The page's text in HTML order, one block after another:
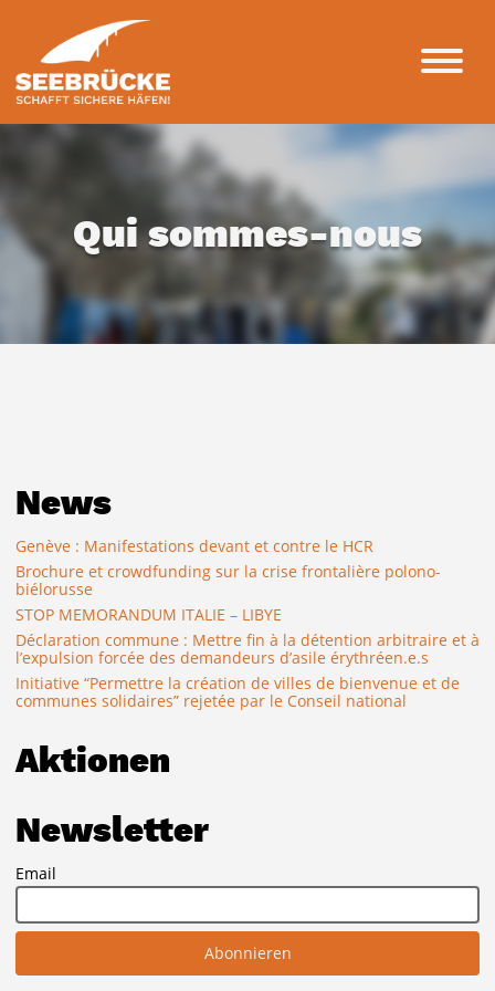
Qui sommes-nous
News
Genève : Manifestations devant et contre le HCR
Brochure et crowdfunding sur la crise frontalière polono-
biélorusse
STOP MEMORANDUM ITALIE – LIBYE
Déclaration commune : Mettre fin à la détention arbitraire et à
l’expulsion forcée des demandeurs d’asile érythréen.e.s
Initiative “Permettre la création de villes de bienvenue et de
communes solidaires” rejetée par le Conseil national
Aktionen
Newsletter
Email